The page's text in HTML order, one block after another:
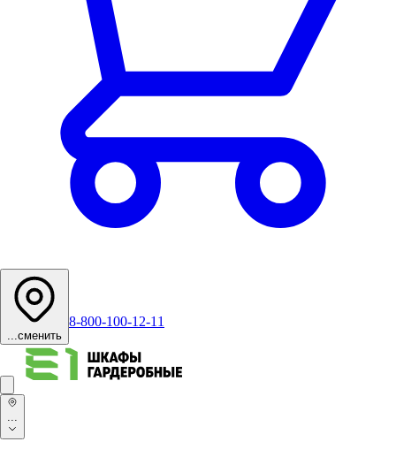
...сменить
8-800-100-12-11
...